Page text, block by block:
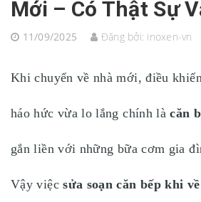
Mới – Có Thật Sự
11/09/2025 Đăng bởi: inoxen-vn
Khi chuyển về nhà mới, điều
háo hức vừa lo lắng chính làcăn
gắn liền với những bữa cơm gia
Vậy việcsửa soạn căn bếp khi